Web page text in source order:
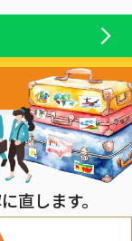
直します。